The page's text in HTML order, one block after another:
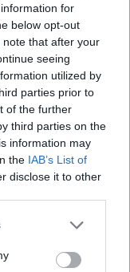
for
below opt-out
that after your
seeing
utilized by
parties prior to
of the further
third parties on the
information may
the IAB’s List of
disclose it to other
Datum
Titel
Höhe: Zwei
Leiter unter ihnen in
Fall - Fear Reaches